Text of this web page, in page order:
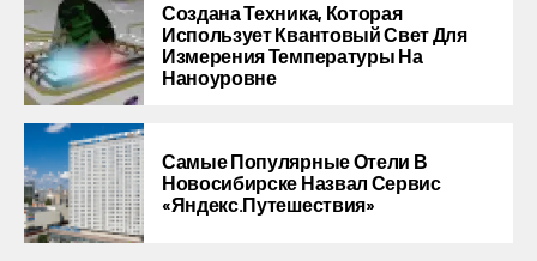
Создана Техника, Которая
Использует Квантовый Свет Для
Измерения Температуры На
Наноуровне
Самые Популярные Отели В
Новосибирске Назвал Сервис
«Яндекс.Путешествия»